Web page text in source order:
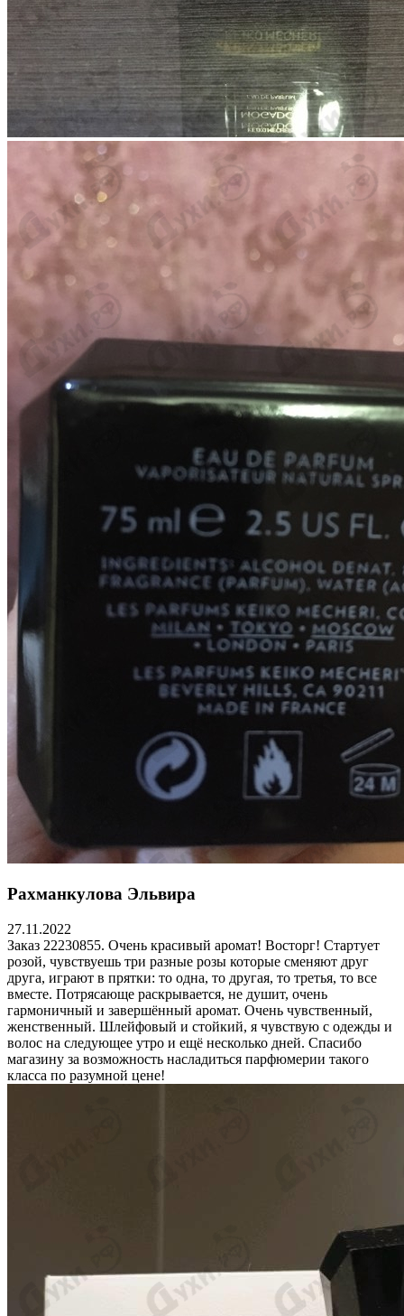
Рахманкулова Эльвира
27.11.2022
Заказ 22230855. Очень красивый аромат! Восторг! Стартует
розой, чувствуешь три разные розы которые сменяют друг
друга, играют в прятки: то одна, то другая, то третья, то все
вместе. Потрясающе раскрывается, не душит, очень
гармоничный и завершённый аромат. Очень чувственный,
женственный. Шлейфовый и стойкий, я чувствую с одежды и
волос на следующее утро и ещё несколько дней. Спасибо
магазину за возможность насладиться парфюмерии такого
класса по разумной цене!